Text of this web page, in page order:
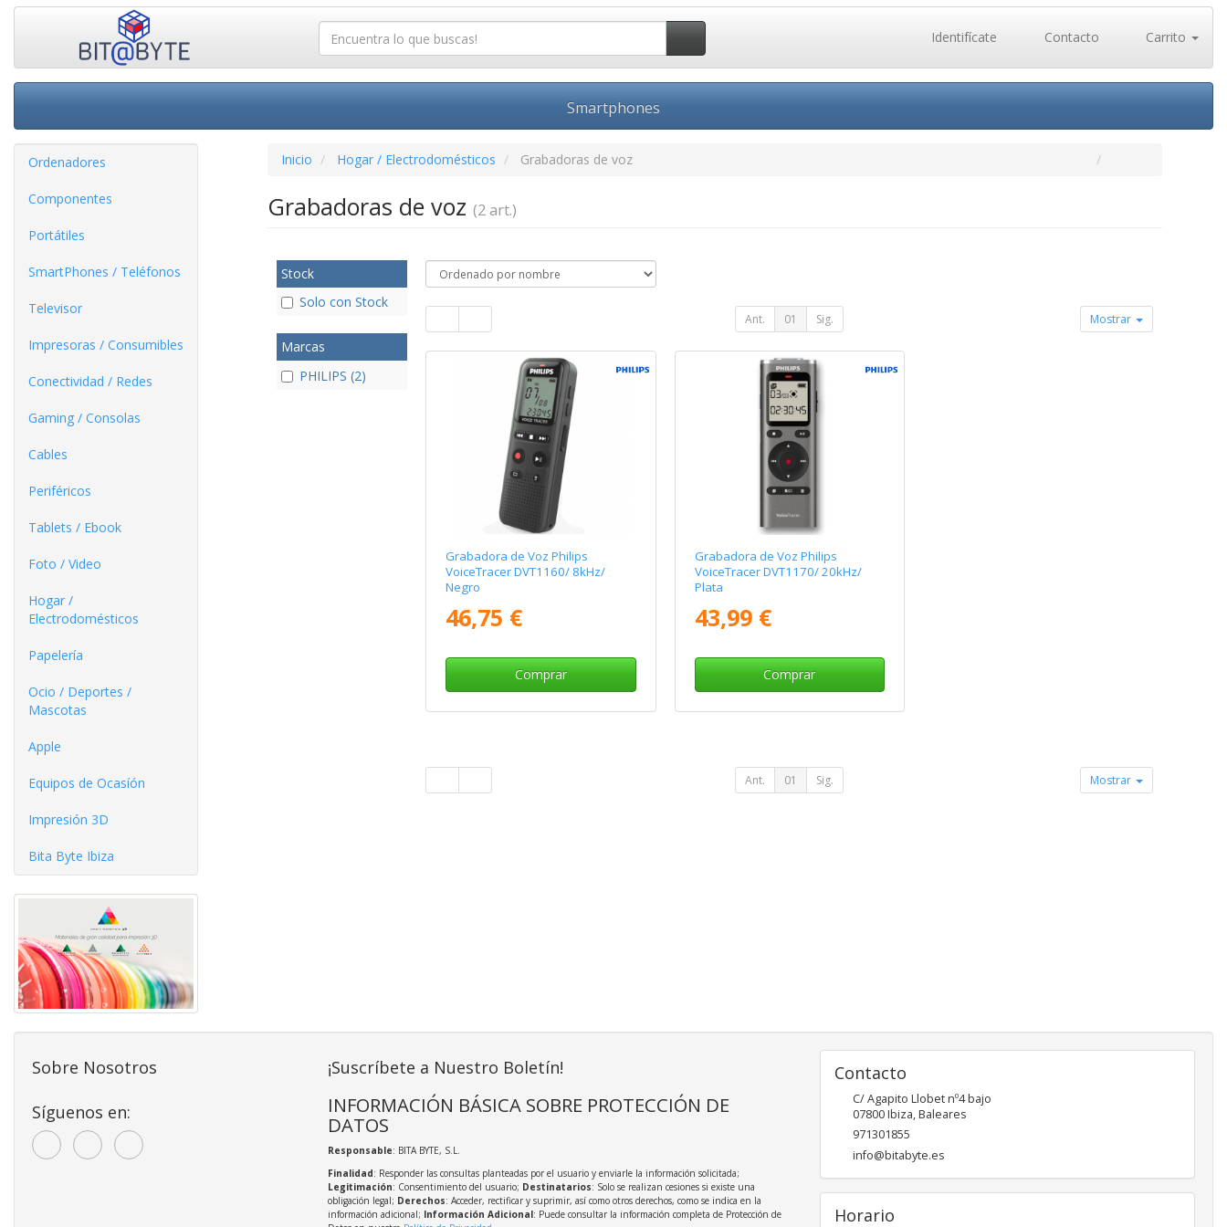
Identifícate Contacto Carrito
Smartphones
Ordenadores
Componentes
Portátiles
SmartPhones / Teléfonos
Televisor
Impresoras / Consumibles
Conectividad / Redes
Gaming / Consolas
Cables
Periféricos
Tablets / Ebook
Foto / Video
Hogar /
Electrodomésticos
Papelería
Ocio / Deportes /
Mascotas
Apple
Equipos de Ocasíón
Impresión 3D
Bita Byte Ibiza
Inicio Hogar / Electrodomésticos Grabadoras de voz
Grabadoras de voz (2 art.)
Stock
Solo con Stock
Marcas
PHILIPS (2)
Ant. 01 Sig. Mostrar
Grabadora de Voz Philips
VoiceTracer DVT1160/ 8kHz/
Negro
46,75 €
Comprar
Grabadora de Voz Philips
VoiceTracer DVT1170/ 20kHz/
Plata
43,99 €
Comprar
Ant. 01 Sig. Mostrar
Sobre Nosotros
Síguenos en:
¡Suscríbete a Nuestro Boletín!
INFORMACIÓN BÁSICA SOBRE PROTECCIÓN DE
DATOS
Responsable: BITA BYTE, S.L.
Finalidad: Responder las consultas planteadas por el usuario y enviarle la información solicitada;
Legitimación: Consentimiento del usuario; Destinatarios: Solo se realizan cesiones si existe una
obligación legal; Derechos: Acceder, rectificar y suprimir, así como otros derechos, como se indica en la
información adicional; Información Adicional: Puede consultar la información completa de Protección de
Contacto
C/ Agapito Llobet nº4 bajo
07800Ibiza,Baleares
971301855
info@bitabyte.es
Horario